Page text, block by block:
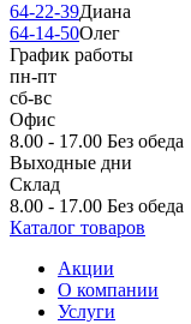
64-22-39Диана
64-14-50Олег
График работы
пн-пт
сб-вс
Офис
8.00 - 17.00 Без обеда
Выходные дни
Склад
8.00 - 17.00 Без обеда
Каталог товаров
Акции
О компании
Услуги